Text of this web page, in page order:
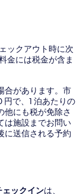
ックアウト時に次
金には税金が含ま
合があります。市
円で、1 泊あたりの
他にも税が免除さ
は施設までお問い
に送信される予約
ェックインは、